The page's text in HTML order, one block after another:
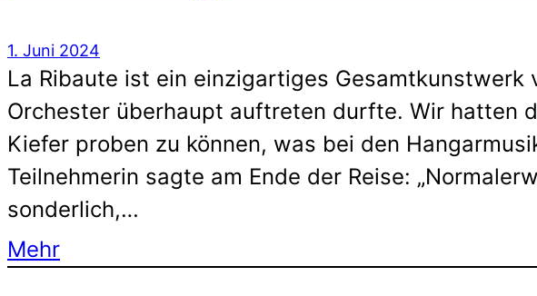
1. Juni 2024
La Ribaute ist ein einzigartiges Gesamtkunstwerk
Orchester überhaupt auftreten durfte. Wir hatten
Kiefer proben zu können, was bei den
Teilnehmerin sagte am Ende der Reise:
sonderlich,…
Mehr